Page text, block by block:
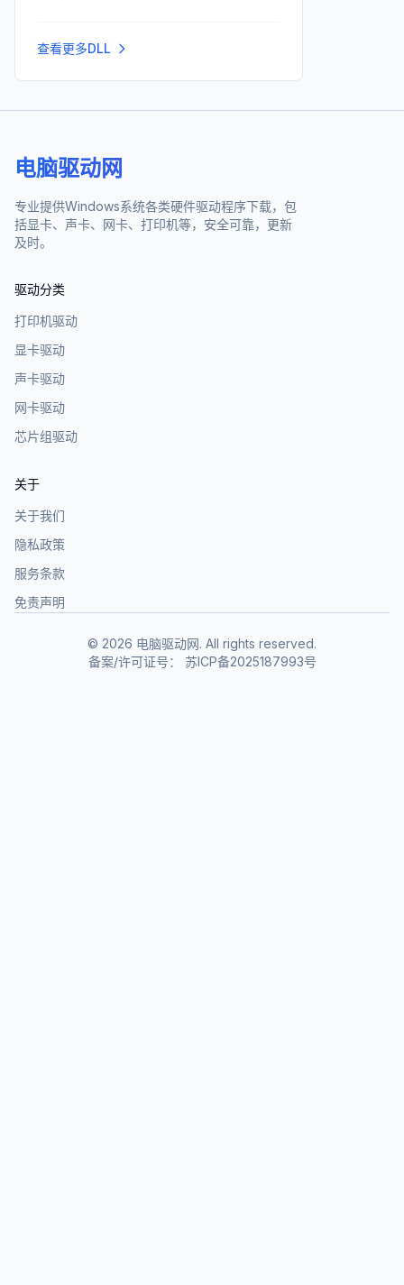
查看更多DLL
电脑驱动网
专业提供Windows系统各类硬件驱动程序下载，包
括显卡、声卡、网卡、打印机等，安全可靠，更新
及时。
驱动分类
打印机驱动
显卡驱动
声卡驱动
网卡驱动
芯片组驱动
关于
关于我们
隐私政策
服务条款
免责声明
© 2026 电脑驱动网. All rights reserved.
备案/许可证号：
苏ICP备2025187993号